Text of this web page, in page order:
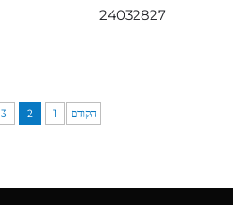
24032827
הקודם 1
2
3